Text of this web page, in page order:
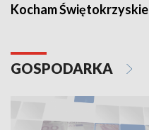
Kocham Świętokrzyskie
GOSPODARKA